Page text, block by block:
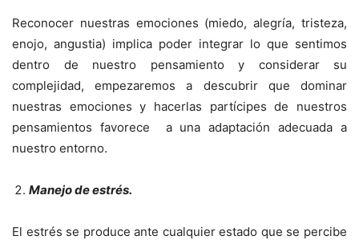
Reconocer nuestras emociones (miedo, alegría, tristeza,
enojo, angustia) implica poder integrar lo que sentimos
dentro de nuestro pensamiento y considerar su
complejidad, empezaremos a descubrir que dominar
nuestras emociones y hacerlas partícipes de nuestros
pensamientos favorece a una adaptación adecuada a
nuestro entorno.
Manejo de estrés.
El estrés se produce ante cualquier estado que se percibe